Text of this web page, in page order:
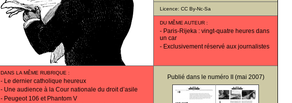
Licence: CC By-Nc-Sa
DU MÊME AUTEUR :
- Paris-Rijeka : vingt-quatre heures dans
un car
- Exclusivement réservé aux journalistes
DANS LA MÊME RUBRIQUE :
- Le dernier catholique heureux
- Une audience à la Cour nationale du droit d’asile
- Peugeot 106 et Phantom V
Publié dans le numéro II (mai 2007)